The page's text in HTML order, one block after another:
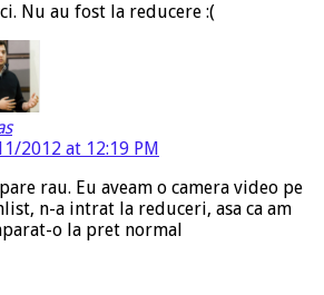
Nu au fost la reducere :(
2012 at 12:19 PM
rau. Eu aveam o camera video pe
n-a intrat la reduceri, asa ca am
o la pret normal